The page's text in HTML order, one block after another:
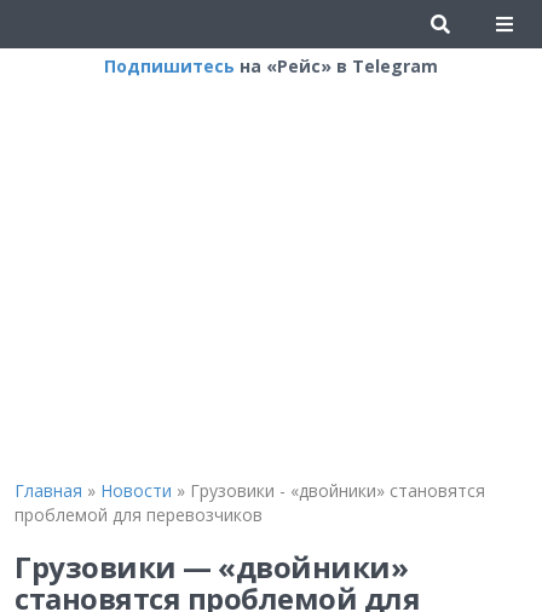
Подпишитесь на «Рейс» в Telegram
Главная » Новости » Грузовики - «двойники» становятся
проблемой для перевозчиков
Грузовики — «двойники»
становятся проблемой для